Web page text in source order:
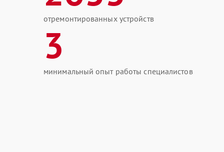
отремонтированных устройств
3
минимальный опыт работы специалистов